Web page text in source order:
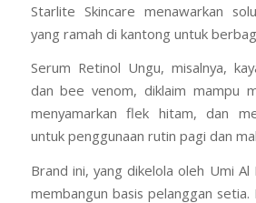
Starlite Skincare menawarkan
yang ramah di kantong untuk
Serum Retinol Ungu, misalnya,
dan bee venom, diklaim mampu
menyamarkan flek hitam, dan
untuk penggunaan rutin pagi dan
Brand ini, yang dikelola oleh Umi Al
membangun basis pelanggan